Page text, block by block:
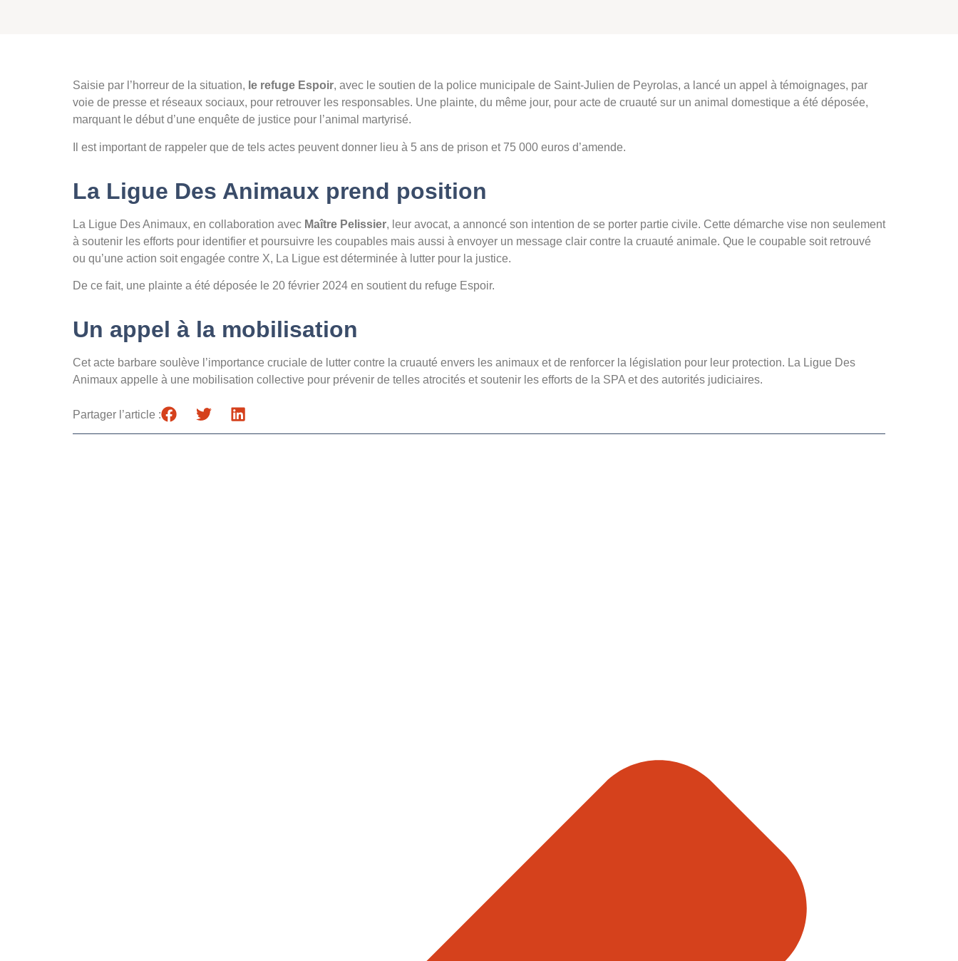
Saisie par l’horreur de la situation, le refuge Espoir, avec le soutien de la police municipale de Saint-Julien de Peyrolas, a lancé un appel à témoignages, par
voie de presse et réseaux sociaux, pour retrouver les responsables. Une plainte, du même jour, pour acte de cruauté sur un animal domestique a été déposée,
marquant le début d’une enquête de justice pour l’animal martyrisé.
Il est important de rappeler que de tels actes peuvent donner lieu à 5 ans de prison et 75 000 euros d’amende.
La Ligue Des Animaux prend position
La Ligue Des Animaux, en collaboration avec Maître Pelissier, leur avocat, a annoncé son intention de se porter partie civile. Cette démarche vise non seulement
à soutenir les efforts pour identifier et poursuivre les coupables mais aussi à envoyer un message clair contre la cruauté animale. Que le coupable soit retrouvé
ou qu’une action soit engagée contre X, La Ligue est déterminée à lutter pour la justice.
De ce fait, une plainte a été déposée le 20 février 2024 en soutient du refuge Espoir.
Un appel à la mobilisation
Cet acte barbare soulève l’importance cruciale de lutter contre la cruauté envers les animaux et de renforcer la législation pour leur protection. La Ligue Des
Animaux appelle à une mobilisation collective pour prévenir de telles atrocités et soutenir les efforts de la SPA et des autorités judiciaires.
Partager l’article :